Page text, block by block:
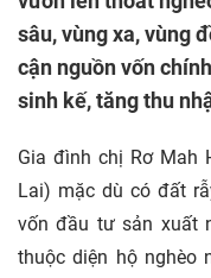
sâu, vùng xa, vùng
cận nguồn vốn
sinh kế, tăng thu
Gia đình chị Rơ Mah
Lai) mặc dù có đất
vốn đầu tư sản xuất
thuộc diện hộ nghèo